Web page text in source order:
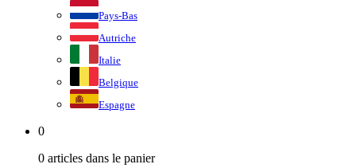
Pays-Bas
Autriche
Italie
Belgique
Espagne
0
0 articles dans le panier